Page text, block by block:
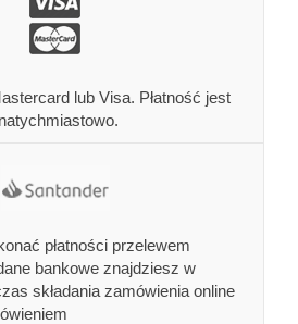
lub Visa. Płatność jest
płatności przelewem
bankowe znajdziesz w
składania zamówienia online